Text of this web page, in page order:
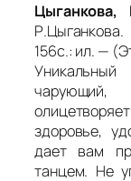
156с.: ил. —
здоровье,
дает вам
танцем. Не